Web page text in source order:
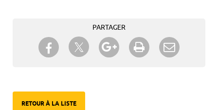
PARTAGER
Partager sur Facebook
Partager sur TwitterPartager sur Google+
Imprimer
RETOUR À LA LISTE